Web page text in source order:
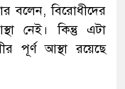
বলেন, বিরোধীদের
নেই। কিন্তু এটা
পূর্ণ আস্থা রয়েছে